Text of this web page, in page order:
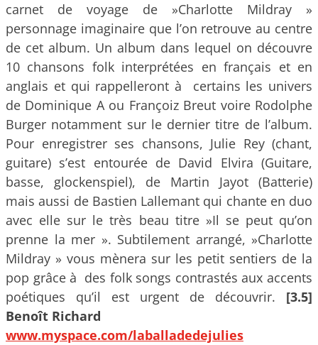
carnet de voyage de »Charlotte Mildray »
personnage imaginaire que l’on retrouve au centre
de cet album. Un album dans lequel on découvre
10 chansons folk interprétées en français et en
anglais et qui rappelleront à certains les univers
de Dominique A ou Françoiz Breut voire Rodolphe
Burger notamment sur le dernier titre de l’album.
Pour enregistrer ses chansons, Julie Rey (chant,
guitare) s’est entourée de David Elvira (Guitare,
basse, glockenspiel), de Martin Jayot (Batterie)
mais aussi de Bastien Lallemant qui chante en duo
avec elle sur le très beau titre »Il se peut qu’on
prenne la mer ». Subtilement arrangé, »Charlotte
Mildray » vous mènera sur les petit sentiers de la
pop grâce à des folk songs contrastés aux accents
poétiques qu’il est urgent de découvrir. [3.5]
Benoît Richard
www.myspace.com/laballadedejulies